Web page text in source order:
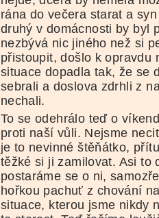
rána do večera starat a
druhý v domácnosti by byl
nezbývá nic jiného než si
přistoupit, došlo k opravdu
situace dopadla tak, že se
sebrali a doslova zdrhli z
nechali.
To se odehrálo teď o
proti naší vůli. Nejsme
je to nevinné štěňátko,
těžké si ji zamilovat. Asi to
postaráme se o ni,
hořkou pachuť z chování
situace, kterou jsme nikdy